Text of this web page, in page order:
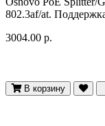
802.3af/at.
3004.00 р.
В корзину